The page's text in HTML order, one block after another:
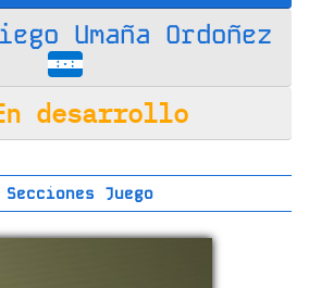
Umaña Ordoñez
desarrollo
Secciones Juego